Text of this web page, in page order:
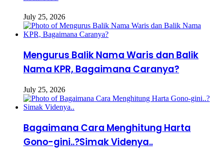
July 25, 2026
Mengurus Balik Nama Waris dan Balik
Nama KPR, Bagaimana Caranya?
July 25, 2026
Bagaimana Cara Menghitung Harta
Gono-gini..?Simak Videnya..